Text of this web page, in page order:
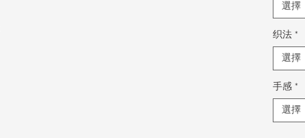
選擇
织法 *
選擇
手感 *
選擇